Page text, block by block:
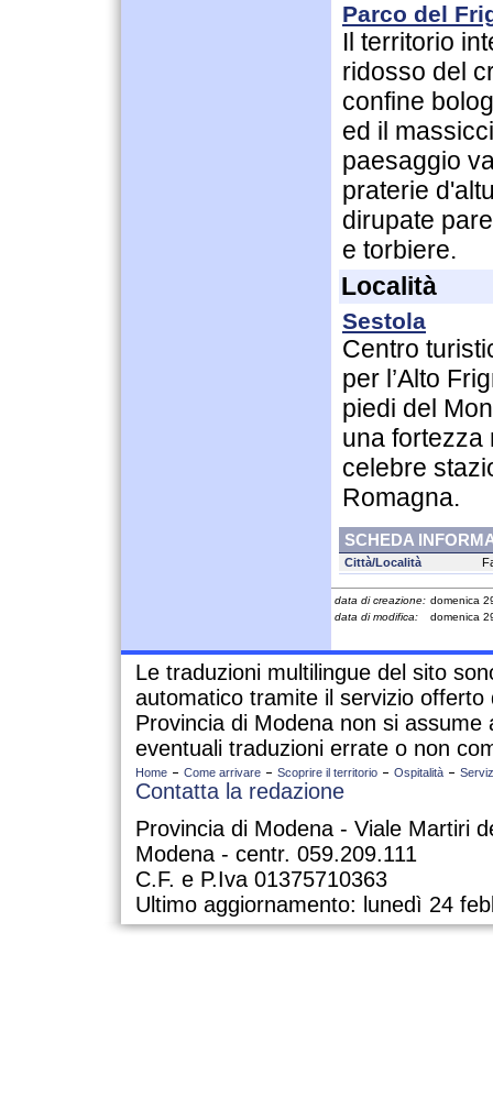
Parco del
Il territorio
ridosso del
confine
ed il
paesaggio
praterie
dirupate
e torbiere.
Località
Sestola
Centro
per l’Alto
piedi del
una fortezza
celebre
Romagna.
SCHEDA
Città/Località
data di creazione: domenica
data di modifica:
domenica
Le traduzioni multilingue del sito
automatico tramite il servizio
Provincia di Modena non si assume
eventuali traduzioni errate o non
Home Come arrivare Scoprire il territorio Ospitalità
Contatta la redazione
Provincia di Modena - Viale Martiri
Modena - centr. 059.209.111
C.F. e P.Iva 01375710363
Ultimo aggiornamento: lunedì 24